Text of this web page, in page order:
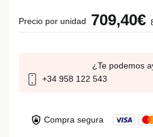
Precio por unidad 709,40€
¿Te podemos
+34 958 122 543
Compra segura